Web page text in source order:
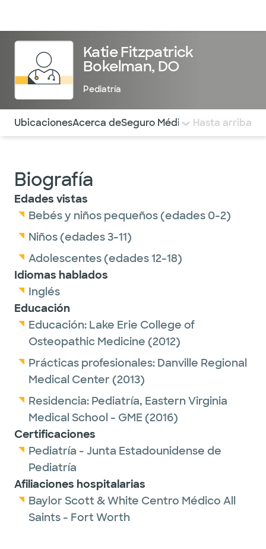
Katie Fitzpatrick
Bokelman, DO
Pediatría
Utilice esta navegación para saltar rápidamente a
UbicacionesAcerca deSeguro Médico COMENTARIOS
Hasta arriba
Biografía
Edades vistas
Bebés y niños pequeños (edades 0-2)
Niños (edades 3-11)
Adolescentes (edades 12-18)
Idiomas hablados
Inglés
Educación
Educación: Lake Erie College of
Osteopathic Medicine (2012)
Prácticas profesionales: Danville Regional
Medical Center (2013)
Residencia: Pediatría, Eastern Virginia
Medical School - GME (2016)
Certificaciones
Pediatría - Junta Estadounidense de
Pediatría
Afiliaciones hospitalarias
Baylor Scott & White Centro Médico All
Saints - Fort Worth